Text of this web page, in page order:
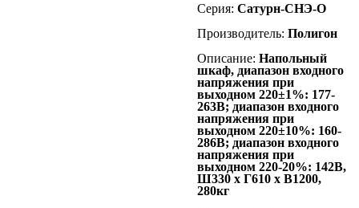
Серия: Сатурн-СНЭ-О
Производитель: Полигон
Описание: Напольный
шкаф, диапазон входного
напряжения при
выходном 220±1%: 177-
263В; диапазон входного
напряжения при
выходном 220±10%: 160-
286В; диапазон входного
напряжения при
выходном 220-20%: 142В,
Ш330 x Г610 x В1200,
280кг